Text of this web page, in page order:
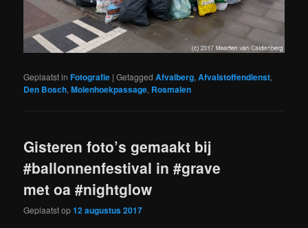
Geplaatst in Fotografie |Getagged Afvalberg,Afvalstoffendienst,
Den Bosch,Molenhoekpassage, Rosmalen
Gisteren foto’s gemaakt bij
#ballonnenfestival in #grave
met oa #nightglow
Geplaatst op12 augustus 2017